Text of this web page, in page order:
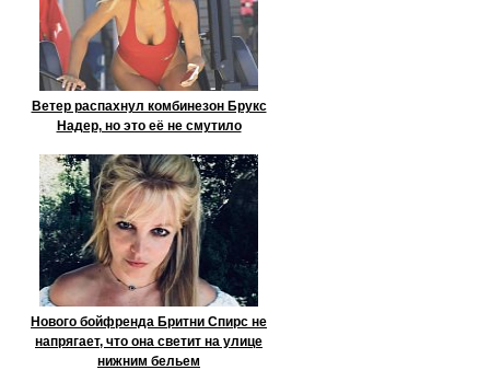
Ветер распахнул комбинезон Брукс
Надер, но это её не смутило
Нового бойфренда Бритни Спирс не
напрягает, что она светит на улице
нижним бельем